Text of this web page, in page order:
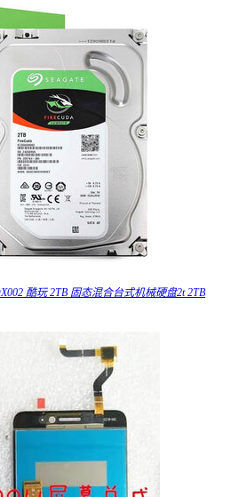
酷玩 2TB 固态混合台式机械硬盘2t 2TB